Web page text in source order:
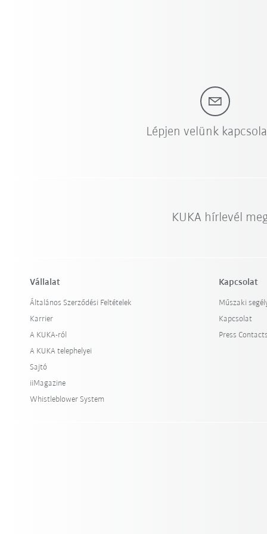
Lépjen velünk
KUKA hírlevél
Vállalat
Általános Szerződési Feltételek
Karrier
A KUKA-ról
A KUKA telephelyei
Sajtó
iiMagazine
Whistleblower System
Kapcsolat
Műszaki
Kapcsolat
Press Contacts